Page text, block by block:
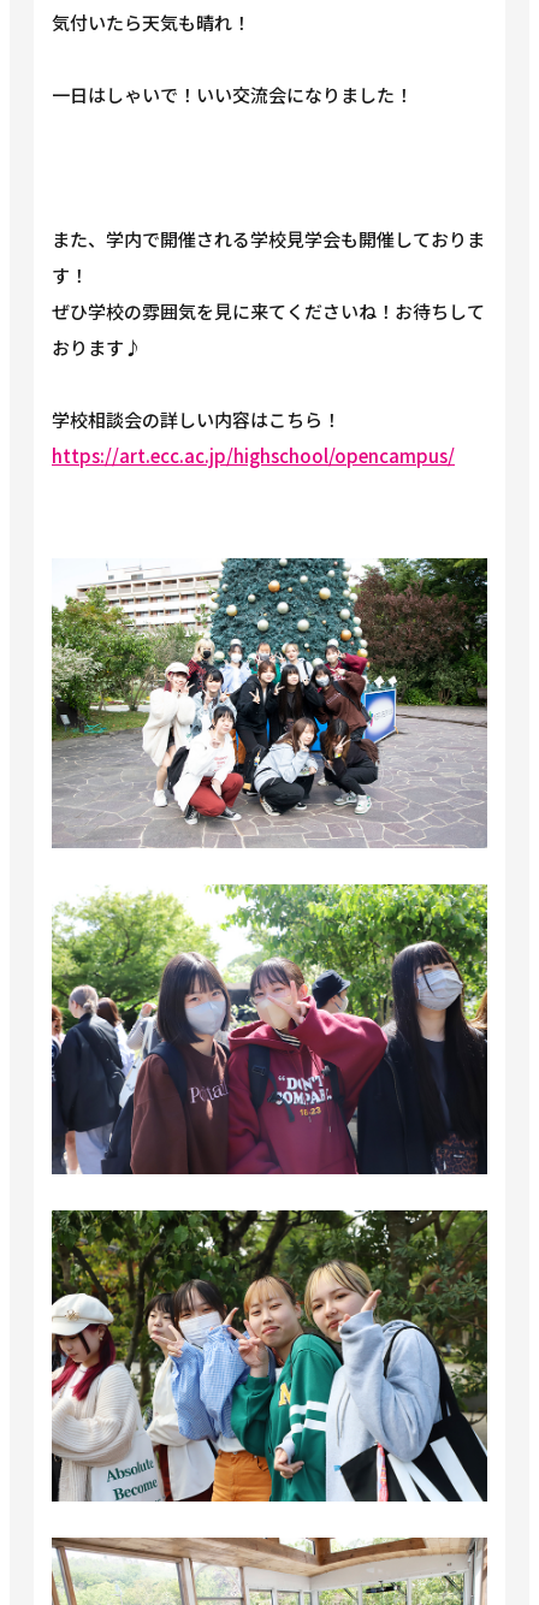
気付いたら天気も晴れ！
一日はしゃいで！いい交流会になりました！
また、学内で開催される学校見学会も開催しておりま
す！
ぜひ学校の雰囲気を見に来てくださいね！お待ちして
おります♪
学校相談会の詳しい内容はこちら！
https://art.ecc.ac.jp/highschool/opencampus/